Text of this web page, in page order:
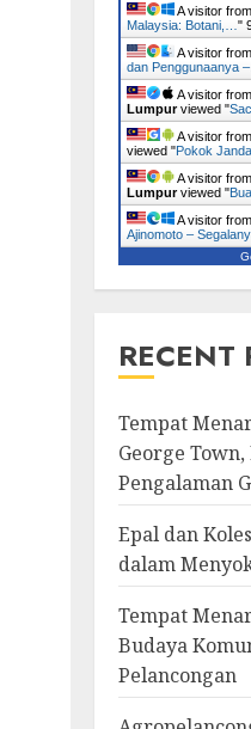
A visitor from
Malaysia: Botani,… "
A visitor from
dan Penggunaanya
A visitor from
Lumpurviewed "
A visitor from
viewed "Pokok
A visitor from
Lumpurviewed "
A visitor from
Ajinomoto –
RECENT
Tempat
George
Pengalaman
Epal dan
dalam
Tempat
Budaya
Pelancongan